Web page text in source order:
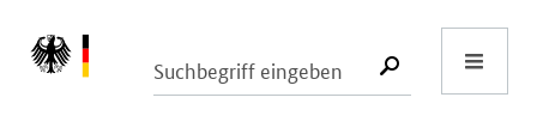
SUCHE